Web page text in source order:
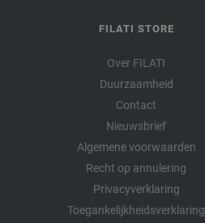
FILATI STORE
Over FILATI
Duurzaamheid
Contact
Nieuwsbrief
Algemene voorwaarden
Recht op annulering
Privacyverklaring
Toegankelijkheidsverklaring